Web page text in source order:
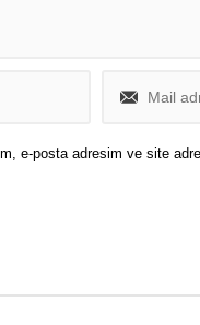
e-posta adresim ve site